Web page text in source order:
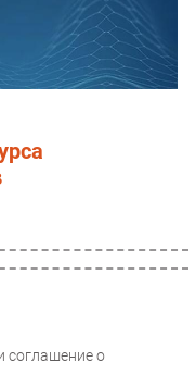
соглашение о